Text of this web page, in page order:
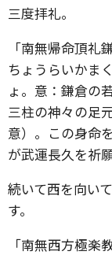
三度拝礼。
「南無帰命頂礼
ちょうらいかま
ょ。意：鎌倉の
三柱の神々の足
意）。この身命
が武運長久を祈
続いて西を向い
す。
「南無西方極楽